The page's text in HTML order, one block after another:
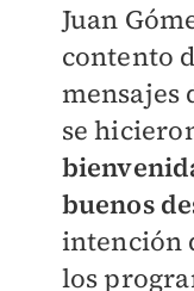
Juan
contento
mensajes
se
buenos
intención
los